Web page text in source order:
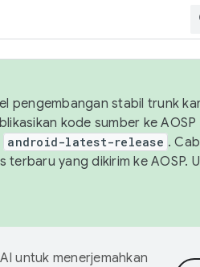
pengembangan stabil trunk
kode sumber ke
android-latest-release .
terbaru yang dikirim ke AOSP.
untuk menerjemahkan